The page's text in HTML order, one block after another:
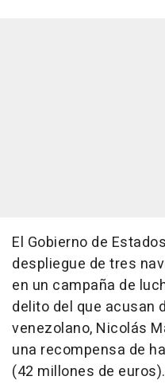
El Gobierno de
despliegue de tres
en un campaña de
delito del que acusan
venezolano, Nicolás
una recompensa de
(42 millones de euros).